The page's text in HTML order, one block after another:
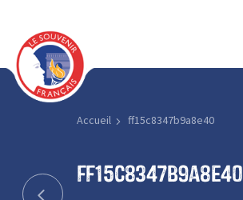
Accueil ff15c8347b9a8e40
ff15c8347b9a8e40